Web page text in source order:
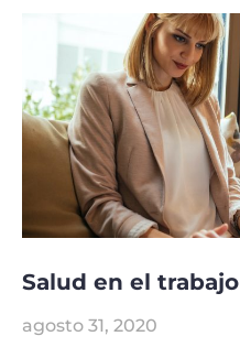
Salud en el trabajo
agosto 31, 2020